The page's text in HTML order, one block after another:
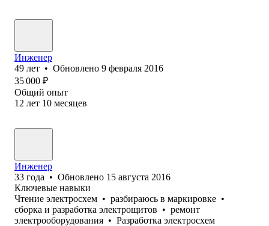
Инженер
49 лет • Обновлено 9 февраля 2016
35 000 ₽
Общий опыт
12 лет 10 месяцев
Инженер
33 года • Обновлено 15 августа 2016
Ключевые навыки
Чтение электросхем • разбираюсь в маркировке •
сборка и разработка электрощитов • ремонт
электрооборудования • Разработка электросхем